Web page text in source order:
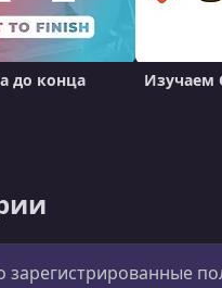
до конца
Изучаем